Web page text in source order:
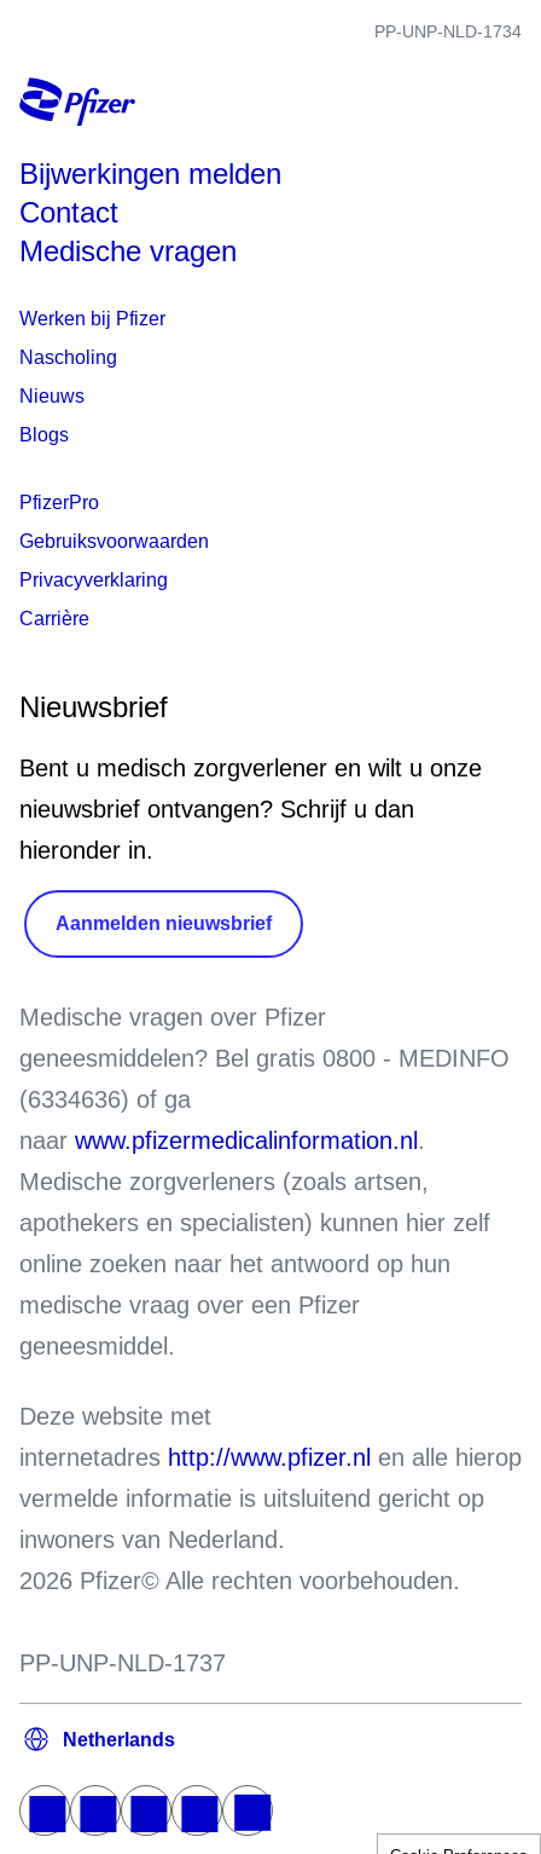
PP-UNP-NLD-1734
Bijwerkingen melden
Contact
Medische vragen
Werken bij Pfizer
Nascholing
Nieuws
Blogs
PfizerPro
Gebruiksvoorwaarden
Privacyverklaring
Carrière
Nieuwsbrief
Bent u medisch zorgverlener en wilt u onze
nieuwsbrief ontvangen? Schrijf u dan
hieronder in.
Aanmelden nieuwsbrief
Medische vragen over Pfizer
geneesmiddelen? Bel gratis 0800 - MEDINFO
(6334636) of ga
naar www.pfizermedicalinformation.nl .
Medische zorgverleners (zoals artsen,
apothekers en specialisten) kunnen hier zelf
online zoeken naar het antwoord op hun
medische vraag over een Pfizer
geneesmiddel.
Deze website met
internetadres http://www.pfizer.nl en alle hierop
vermelde informatie is uitsluitend gericht op
inwoners van Nederland.
2026 Pfizer© Alle rechten voorbehouden.
PP-UNP-NLD-1737